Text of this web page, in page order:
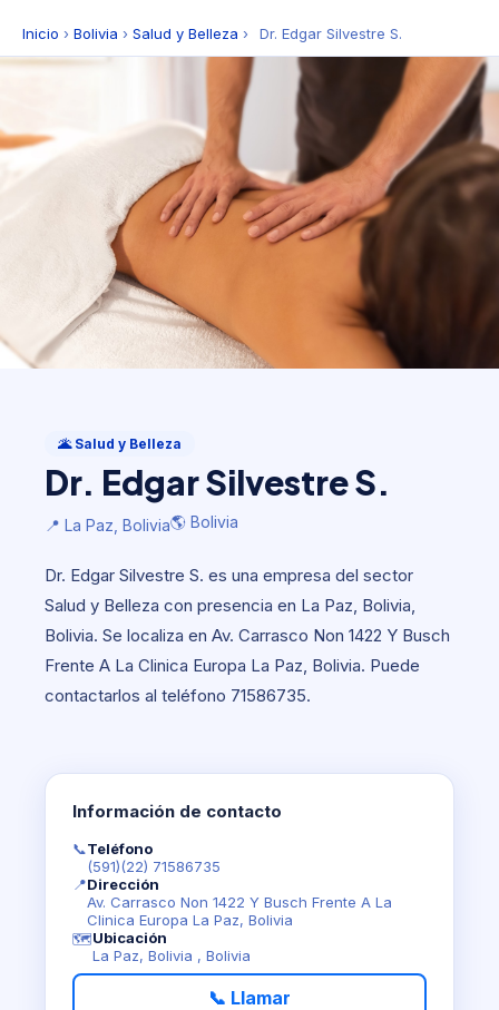
Inicio › Bolivia › Salud y Belleza › Dr. Edgar Silvestre S.
Dr. Edgar Silvestre S.
📍 La Paz, Bolivia🌎 Bolivia
🌋 Salud y Belleza
Dr. Edgar Silvestre S.
📍 La Paz, Bolivia🌎 Bolivia
Dr. Edgar Silvestre S. es una empresa del sector
Salud y Belleza con presencia en La Paz, Bolivia,
Bolivia. Se localiza en Av. Carrasco Non 1422 Y Busch
Frente A La Clinica Europa La Paz, Bolivia. Puede
contactarlos al teléfono 71586735.
Información de contacto
📞Teléfono
(591)(22) 71586735
📍Dirección
Av. Carrasco Non 1422 Y Busch Frente A La
Clinica Europa La Paz, Bolivia
🗺️Ubicación
La Paz, Bolivia , Bolivia
📞 Llamar